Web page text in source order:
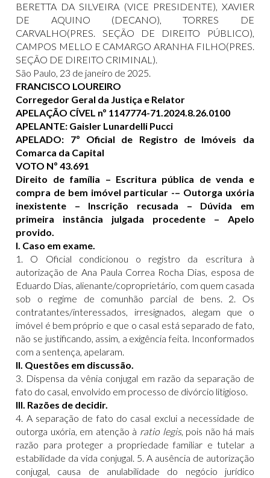
BERETTA DA SILVEIRA (VICE PRESIDENTE), XAVIER
DE AQUINO (DECANO), TORRES DE
CARVALHO(PRES. SEÇÃO DE DIREITO PÚBLICO),
CAMPOS MELLO E CAMARGO ARANHA FILHO(PRES.
SEÇÃO DE DIREITO CRIMINAL).
São Paulo, 23 de janeiro de 2025.
FRANCISCO LOUREIRO
Corregedor Geral da Justiça e Relator
APELAÇÃO CÍVEL nº 1147774-71.2024.8.26.0100
APELANTE: Gaisler Lunardelli Pucci
APELADO: 7º Oficial de Registro de Imóveis da
Comarca da Capital
VOTO Nº 43.691
Direito de família – Escritura pública de venda e
compra de bem imóvel particular -– Outorga uxória
inexistente – Inscrição recusada – Dúvida em
primeira instância julgada procedente – Apelo
provido.
I. Caso em exame.
1. O Oficial condicionou o registro da escritura à
autorização de Ana Paula Correa Rocha Dias, esposa de
Eduardo Dias, alienante/coproprietário, com quem casada
sob o regime de comunhão parcial de bens. 2. Os
contratantes/interessados, irresignados, alegam que o
imóvel é bem próprio e que o casal está separado de fato,
não se justificando, assim, a exigência feita. Inconformados
com a sentença, apelaram.
II. Questões em discussão.
3. Dispensa da vênia conjugal em razão da separação de
fato do casal, envolvido em processo de divórcio litigioso.
III. Razões de decidir.
4. A separação de fato do casal exclui a necessidade de
outorga uxória, em atenção à ratio legis, pois não há mais
razão para proteger a propriedade familiar e tutelar a
estabilidade da vida conjugal. 5. A ausência de autorização
conjugal, causa de anulabilidade do negócio jurídico